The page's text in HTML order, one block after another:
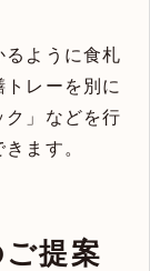
ように食札
レーを別に
」などを行
ます。
提案